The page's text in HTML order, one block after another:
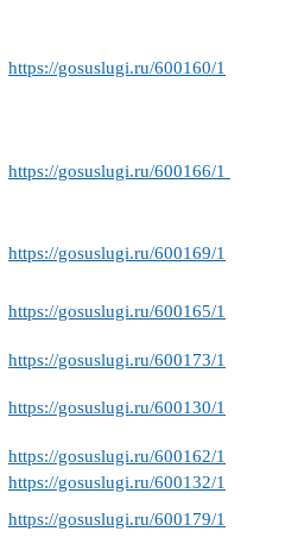
https://gosuslugi.ru/600160/1
https://gosuslugi.ru/600166/1
https://gosuslugi.ru/600169/1
https://gosuslugi.ru/600165/1
https://gosuslugi.ru/600173/1
https://gosuslugi.ru/600130/1
https://gosuslugi.ru/600162/1
https://gosuslugi.ru/600132/1
https://gosuslugi.ru/600179/1